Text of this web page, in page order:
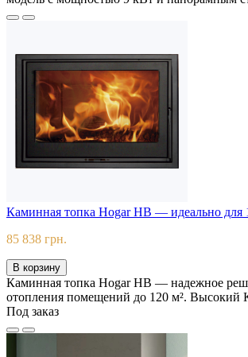
Каминная топка Hogar HB — идеально для
85 838 грн.
В корзину
Каминная топка Hogar HB — надежное
отопления помещений до 120 м². Высокий
Под заказ